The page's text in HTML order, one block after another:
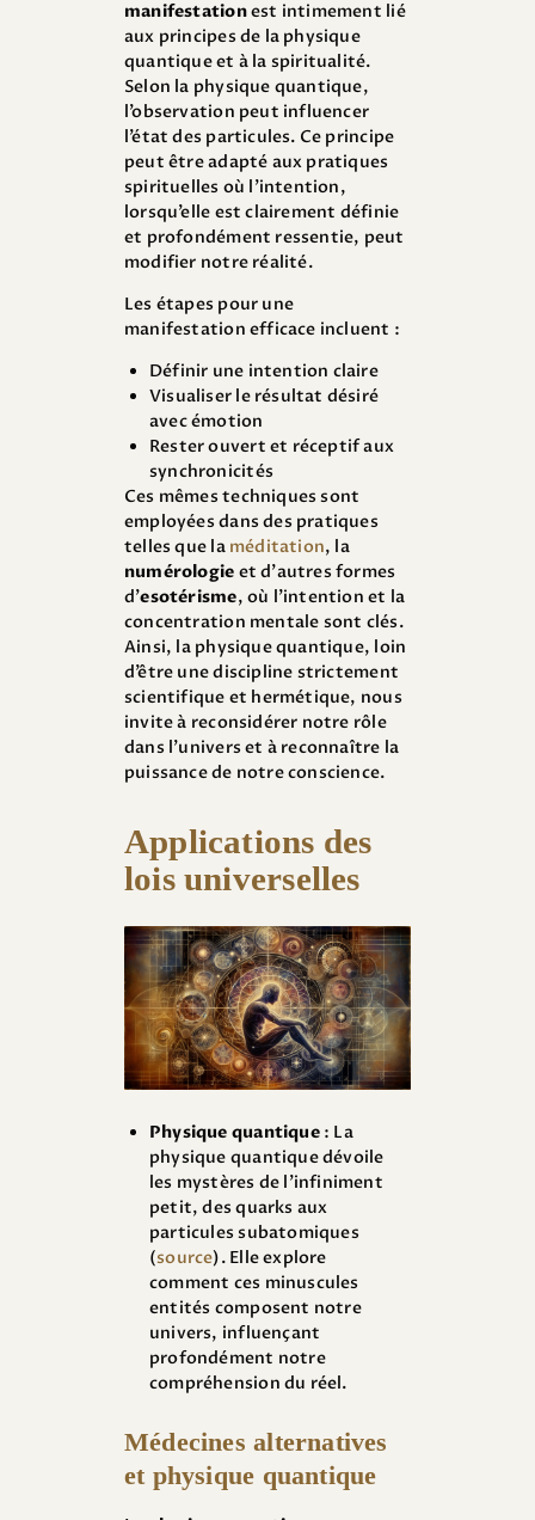
manifestationest intimement lié
aux principes de la physique
quantique et à la spiritualité.
Selon la physique quantique,
l’observation peut influencer
l’état des particules. Ce principe
peut être adapté aux pratiques
spirituelles où l’intention,
lorsqu’elle est clairement définie
et profondément ressentie, peut
modifier notre réalité.
Les étapes pour une
manifestation efficace incluent :
Définir une intention claire
Visualiser le résultat désiré
avec émotion
Rester ouvert et réceptif aux
synchronicités
Ces mêmes techniques sont
employées dans des pratiques
telles que la méditation, la
numérologie et d’autres formes
d’esotérisme, où l’intention et la
concentration mentale sont clés.
Ainsi, la physique quantique, loin
d’être une discipline strictement
scientifique et hermétique, nous
invite à reconsidérer notre rôle
dans l’univers et à reconnaître la
puissance de notre conscience.
Applications des
lois universelles
Physique quantique: La
physique quantique dévoile
les mystères de l’infiniment
petit, des quarks aux
particules subatomiques
(source). Elle explore
comment ces minuscules
entités composent notre
univers, influençant
profondément notre
compréhension du réel.
Médecines alternatives
et physique quantique